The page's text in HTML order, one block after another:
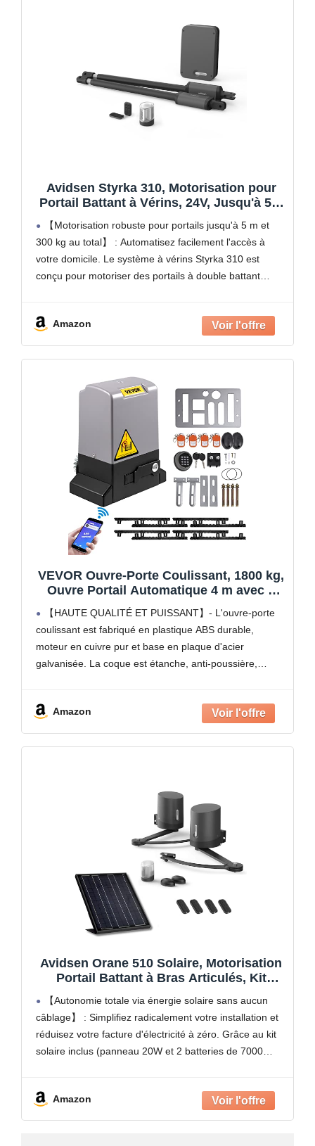
Avidsen Styrka 310, Motorisation pour
Portail Battant à Vérins, 24V, Jusqu'à 5m
et 300kg au total, Automatisme de Portail
Électrique, Arrêt sur Obstacle, 2
Télécommandes
【Motorisation robuste pour portails jusqu'à 5 m et
300 kg au total】 : Automatisez facilement l'accès à
votre domicile. Le système à vérins Styrka 310 est
conçu pour motoriser des portails à double battant
Amazon
VEVOR Ouvre-Porte Coulissant, 1800 kg,
Ouvre Portail Automatique 4 m avec 4
Télécommandes et Contrôle APP, Moteur
de Portail Électrique pour Allée Roulante,
Kit Système Sécurité Opérateur de
Portail
【HAUTE QUALITÉ ET PUISSANT】- L'ouvre-porte
coulissant est fabriqué en plastique ABS durable,
moteur en cuivre pur et base en plaque d'acier
galvanisée. La coque est étanche, anti-poussière,
Amazon
Avidsen Orane 510 Solaire, Motorisation
Portail Battant à Bras Articulés, Kit
Automatisme Complet 100% Solaire, 5m
et 500kg, sans Fil, 4 Télécommandes,
Photocellules, Économie d'Énergie, Gris,
Durable
【Autonomie totale via énergie solaire sans aucun
câblage】 : Simplifiez radicalement votre installation et
réduisez votre facture d'électricité à zéro. Grâce au kit
solaire inclus (panneau 20W et 2 batteries de 7000
Amazon